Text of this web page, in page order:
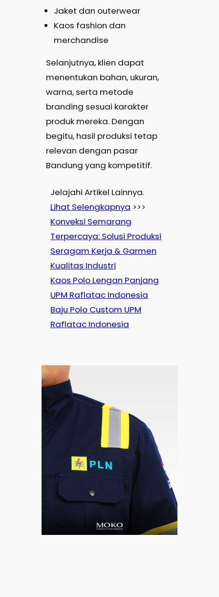
Jaket dan outerwear
Kaos fashion dan
merchandise
Selanjutnya, klien dapat
menentukan bahan, ukuran,
warna, serta metode
branding sesuai karakter
produk mereka. Dengan
begitu, hasil produksi tetap
relevan dengan pasar
Bandung yang kompetitif.
Jelajahi Artikel Lainnya.
Lihat Selengkapnya >>>
Konveksi Semarang
Terpercaya: Solusi Produksi
Seragam Kerja & Garmen
Kualitas Industri
Kaos Polo Lengan Panjang
UPM Raflatac Indonesia
Baju Polo Custom UPM
Raflatac Indonesia